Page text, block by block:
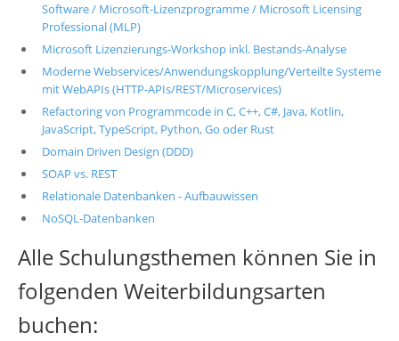
Software / Microsoft-Lizenzprogramme / Microsoft Licensing
Professional (MLP)
Microsoft Lizenzierungs-Workshop inkl. Bestands-Analyse
Moderne Webservices/Anwendungskopplung/Verteilte Systeme
mit WebAPIs (HTTP-APIs/REST/Microservices)
Refactoring von Programmcode in C, C++, C#, Java, Kotlin,
JavaScript, TypeScript, Python, Go oder Rust
Domain Driven Design (DDD)
SOAP vs. REST
Relationale Datenbanken - Aufbauwissen
NoSQL-Datenbanken
Alle Schulungsthemen können Sie in
folgenden Weiterbildungsarten
buchen: